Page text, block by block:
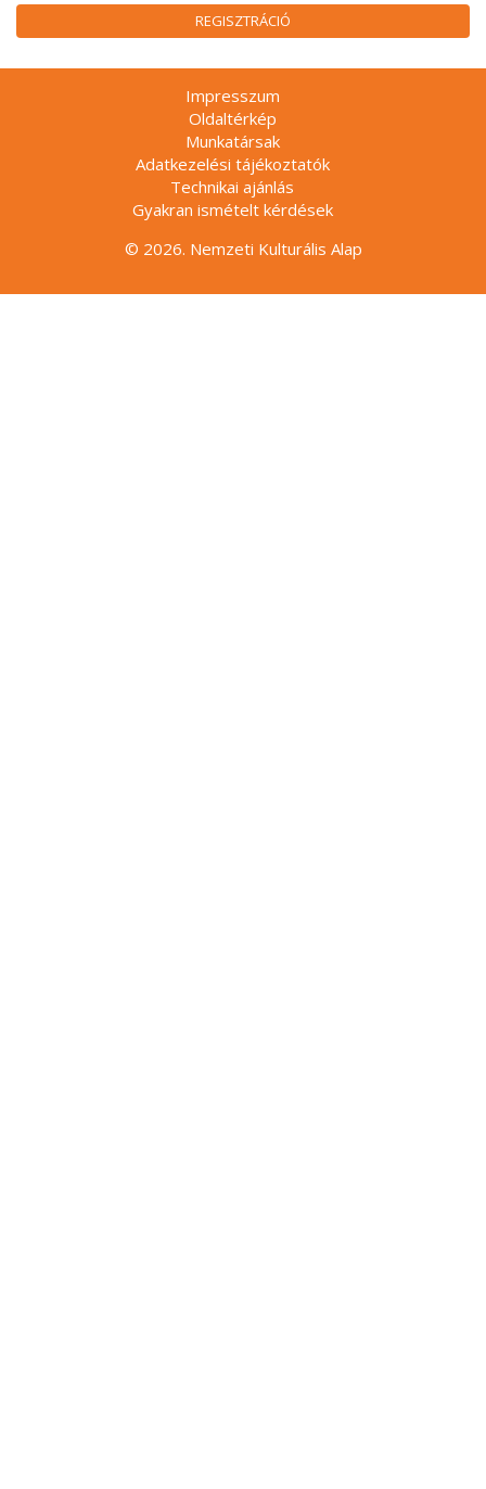
REGISZTRÁCIÓ
Impresszum
Oldaltérkép
Munkatársak
Adatkezelési tájékoztatók
Technikai ajánlás
Gyakran ismételt kérdések
© 2026. Nemzeti Kulturális Alap